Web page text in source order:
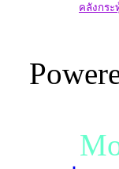
คลังกระ
M